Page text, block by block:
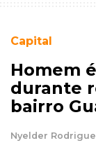
Capital
Homem
durante
bairro
Nyelder